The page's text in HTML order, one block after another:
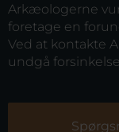
Arkæologerne
foretage en
Ved at kontakte
undgå